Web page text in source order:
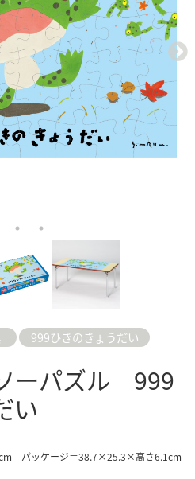
999ひきのきょうだい
ーパズル 999
い
パッケージ＝38.7×25.3×高さ6.1cm